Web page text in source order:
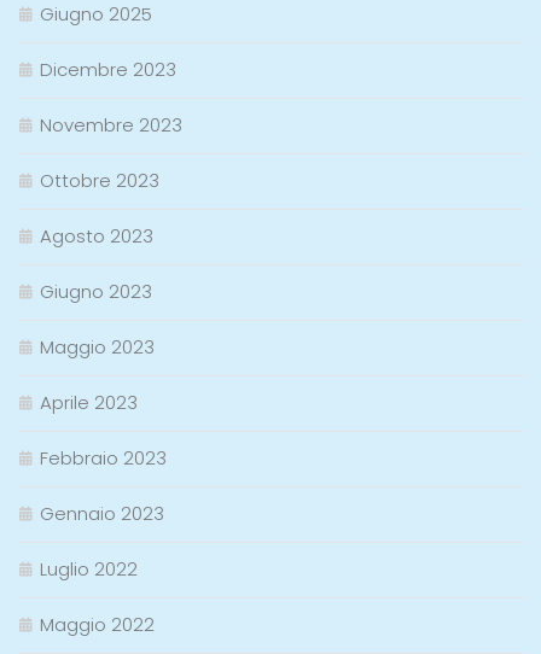
Giugno 2025
Dicembre 2023
Novembre 2023
Ottobre 2023
Agosto 2023
Giugno 2023
Maggio 2023
Aprile 2023
Febbraio 2023
Gennaio 2023
Luglio 2022
Maggio 2022